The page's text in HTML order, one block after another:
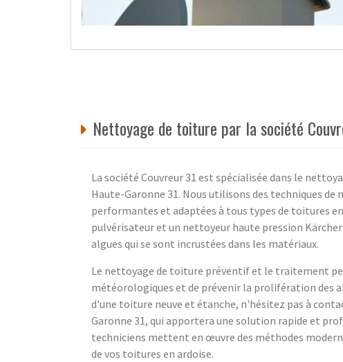
Nettoyage de toiture par la société
La société Couvreur 31 est spécialisée dans le
Haute-Garonne 31. Nous utilisons des techniques
performantes et adaptées à tous types de toitures
pulvérisateur et un nettoyeur haute pression
algues qui se sont incrustées dans les matériaux.
Le nettoyage de toiture préventif et le traitement
météorologiques et de prévenir la prolifération des
d'une toiture neuve et étanche, n'hésitez pas à
Garonne 31, qui apportera une solution rapide et
techniciens mettent en œuvre des méthodes
de vos toitures en ardoise.